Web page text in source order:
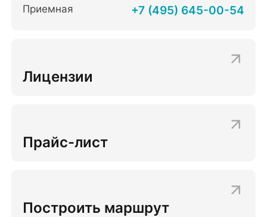
Приемная +7 (495) 645-00-54
Лицензии
Прайс-лист
Построить маршрут